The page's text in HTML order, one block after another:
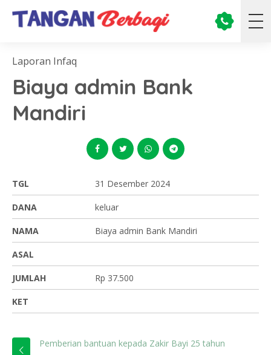
Laporan Infaq
Biaya admin Bank
Mandiri
TGL 31 Desember 2024
DANA keluar
NAMA Biaya admin Bank Mandiri
ASAL
JUMLAH Rp 37.500
KET
Pemberian bantuan kepada Zakir Bayi 25 tahun